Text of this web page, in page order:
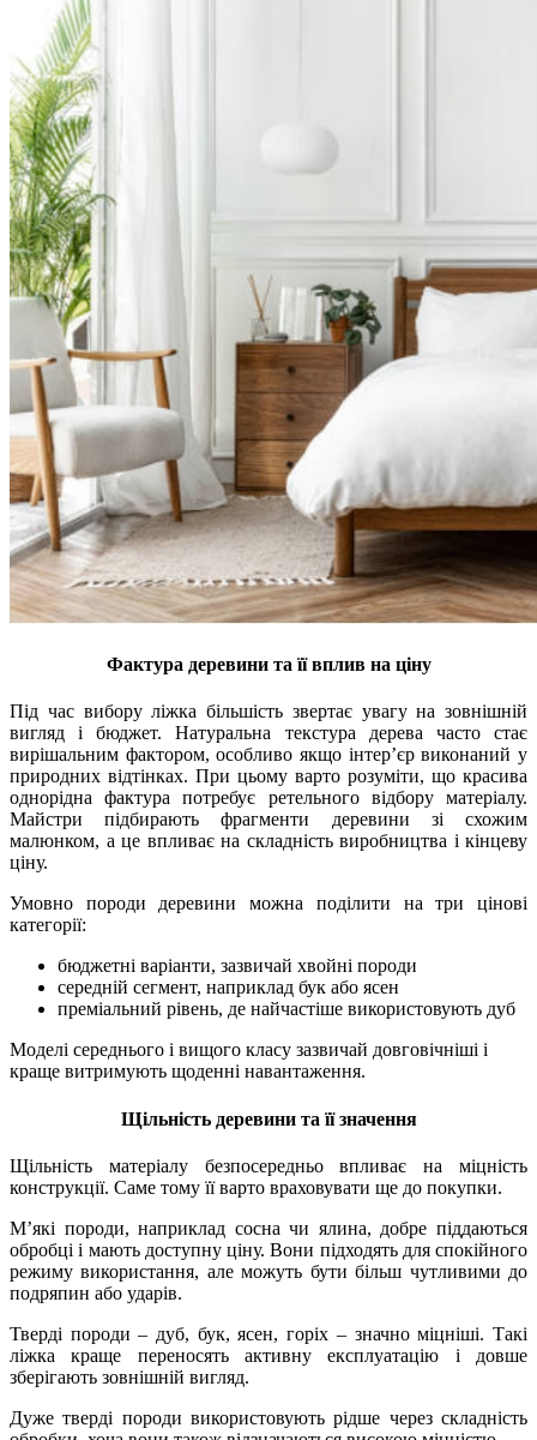
Фактура деревини та її вплив на ціну
Під час вибору ліжка більшість звертає увагу на зовнішній
вигляд і бюджет. Натуральна текстура дерева часто стає
вирішальним фактором, особливо якщо інтер’єр виконаний у
природних відтінках. При цьому варто розуміти, що красива
однорідна фактура потребує ретельного відбору матеріалу.
Майстри підбирають фрагменти деревини зі схожим
малюнком, а це впливає на складність виробництва і кінцеву
ціну.
Умовно породи деревини можна поділити на три цінові
категорії:
бюджетні варіанти, зазвичай хвойні породи
середній сегмент, наприклад бук або ясен
преміальний рівень, де найчастіше використовують дуб
Моделі середнього і вищого класу зазвичай довговічніші і
краще витримують щоденні навантаження.
Щільність деревини та її значення
Щільність матеріалу безпосередньо впливає на міцність
конструкції. Саме тому її варто враховувати ще до покупки.
М’які породи, наприклад сосна чи ялина, добре піддаються
обробці і мають доступну ціну. Вони підходять для спокійного
режиму використання, але можуть бути більш чутливими до
подряпин або ударів.
Тверді породи – дуб, бук, ясен, горіх – значно міцніші. Такі
ліжка краще переносять активну експлуатацію і довше
зберігають зовнішній вигляд.
Дуже тверді породи використовують рідше через складність